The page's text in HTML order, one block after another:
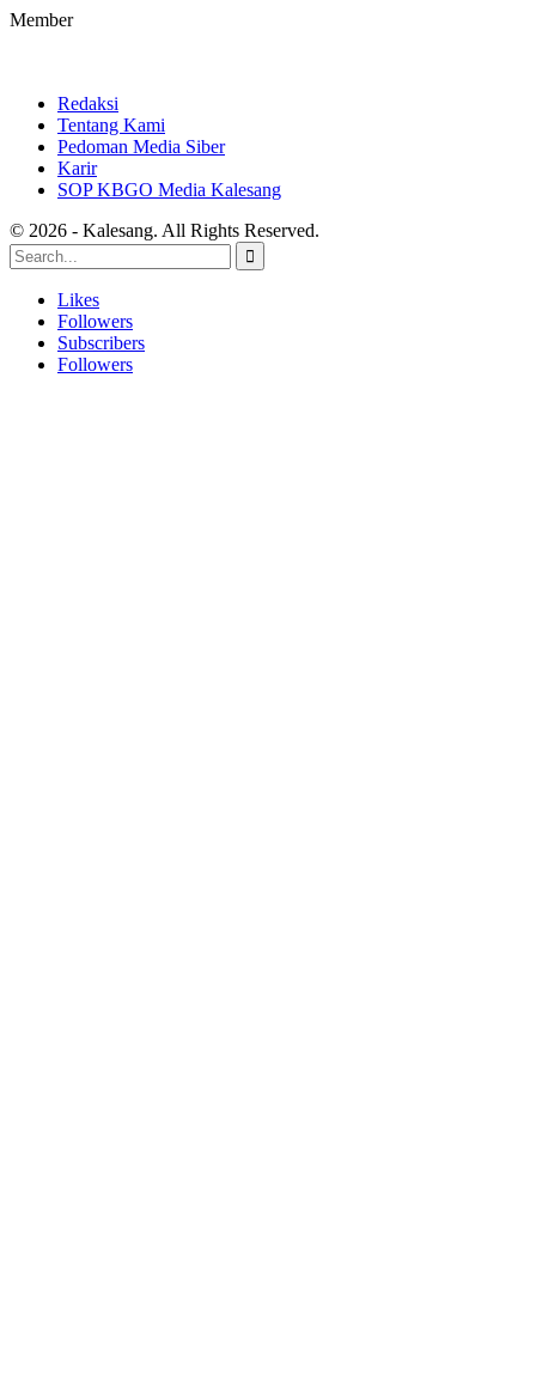
Member
Redaksi
Tentang Kami
Pedoman Media Siber
Karir
SOP KBGO Media Kalesang
© 2026 - Kalesang. All Rights Reserved.
Likes
Followers
Subscribers
Followers